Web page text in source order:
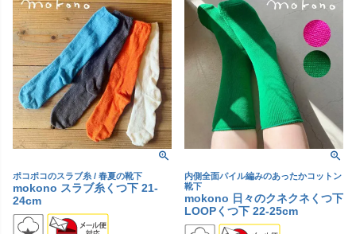
ポコポコのスラブ糸 / 春夏の靴下
mokono スラブ糸くつ下 21-
24cm
内側全面パイル編みのあったかコットン
靴下
mokono 日々のクネクネくつ下
LOOPくつ下 22-25cm